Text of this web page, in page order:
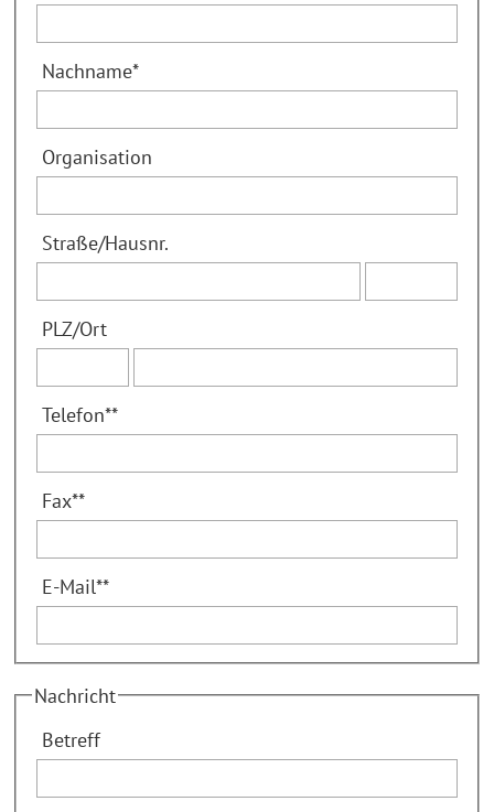
Nachname*
Organisation
Straße/Hausnr.
PLZ/Ort
Telefon**
Fax**
E-Mail**
Nachricht
Betreff